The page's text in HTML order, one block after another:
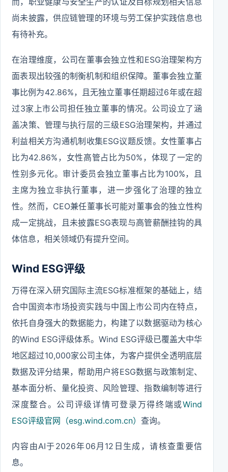
尚未披露，供应链管理的环境与劳工保护实践信息也
有待补充。
在治理维度，公司在董事会独立性和ESG治理架构方
面表现出较强的制衡机制和组织保障。董事会独立董
事比例为42.86%，且无独立董事任期超过6年或在超
过3家上市公司担任独立董事的情况。公司设立了涵
盖决策、管理与执行层的三级ESG治理架构，并通过
利益相关方沟通机制收集ESG议题反馈。女性董事占
比为42.86%，女性高管占比为50%，体现了一定的
性别多元化。审计委员会独立董事占比为100%，且
主席为独立非执行董事，进一步强化了治理的独立
性。然而，CEO兼任董事长可能对董事会的独立性构
成一定挑战，且未披露ESG表现与高管薪酬挂钩的具
体信息，相关领域仍有提升空间。
Wind ESG评级
万得在深入研究国际主流ESG标准框架的基础上，结
合中国资本市场投资实践与中国上市公司内在特点，
依托自身强大的数据能力，构建了以数据驱动为核心
的Wind ESG评级体系。Wind ESG评级已覆盖大中华
地区超过10,000家公司主体，为客户提供全透明底层
数据及评分结果，帮助用户将ESG数据与政策制定、
基本面分析、量化投资、风险管理、指数编制等进行
深度整合。公司评级详情可登录万得终端或Wind
ESG评级官网（esg.wind.com.cn） 查询。
内容由AI于2026年06月12日生成，请核查重要信
息。